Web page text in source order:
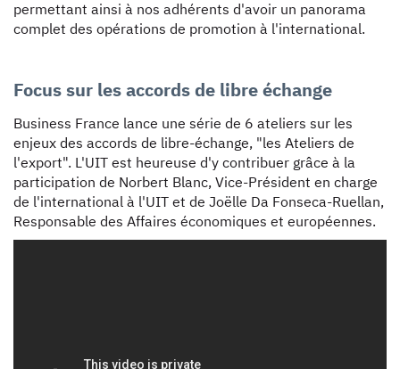
permettant ainsi à nos adhérents d'avoir un panorama
complet des opérations de promotion à l'international.
Focus sur les accords de libre échange
Business France lance une série de 6 ateliers sur les
enjeux des accords de libre-échange, "les Ateliers de
l'export". L'UIT est heureuse d'y contribuer grâce à la
participation de Norbert Blanc, Vice-Président en charge
de l'international à l'UIT et de Joëlle Da Fonseca-Ruellan,
Responsable des Affaires économiques et européennes.